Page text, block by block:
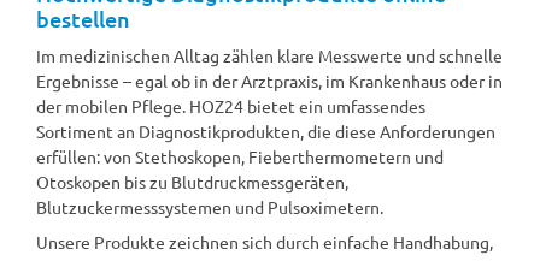
bestellen
Im medizinischen Alltag zählen klare Messwerte und schnelle
Ergebnisse – egal ob in der Arztpraxis, im Krankenhaus oder in
der mobilen Pflege. HOZ24 bietet ein umfassendes
Sortiment an Diagnostikprodukten, die diese Anforderungen
erfüllen: von Stethoskopen, Fieberthermometern und
Otoskopen bis zu Blutdruckmessgeräten,
Blutzuckermesssystemen und Pulsoximetern.
Unsere Produkte zeichnen sich durch einfache Handhabung,